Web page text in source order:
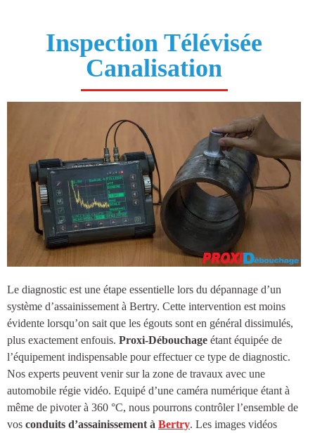
Inspection Télévisée
Canalisation
Le diagnostic est une étape essentielle lors du dépannage d’un
système d’assainissement à Bertry. Cette intervention est moins
évidente lorsqu’on sait que les égouts sont en général dissimulés,
plus exactement enfouis. Proxi-Débouchage étant équipée de
l’équipement indispensable pour effectuer ce type de diagnostic.
Nos experts peuvent venir sur la zone de travaux avec une
automobile régie vidéo. Equipé d’une caméra numérique étant à
même de pivoter à 360 °C, nous pourrons contrôler l’ensemble de
vos conduits d’assainissement à Bertry. Les images vidéos